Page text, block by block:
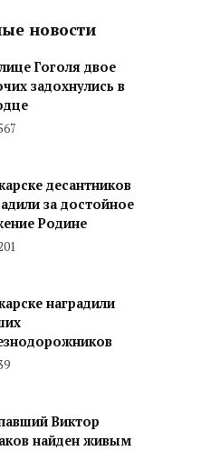
новости
Гоголя двое
задохнулись в
десантников
за достойное
Родине
наградили
Виктор
найден живым